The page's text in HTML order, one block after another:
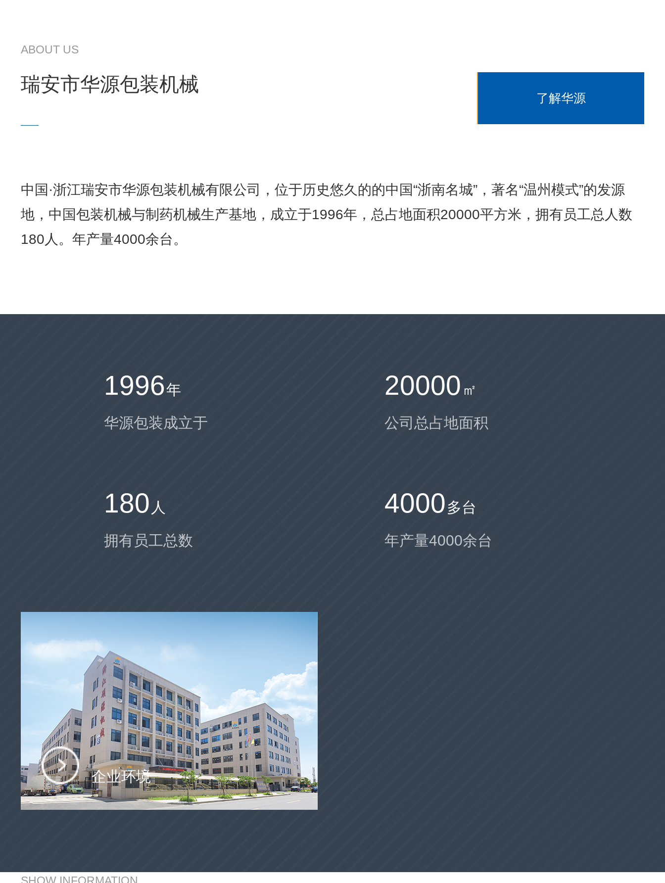
ABOUT US
瑞安市华源包装机械
了解华源
中国·浙江瑞安市华源包装机械有限公司，位于历史悠久的的中国“浙南名城”，著名“温州模式”的发源
地，中国包装机械与制药机械生产基地，成立于1996年，总占地面积20000平方米，拥有员工总人数
180人。年产量4000余台。
1996年
华源包装成立于
20000 ㎡
公司总占地面积
180 人
拥有员工总数
4000多台
年产量4000余台
企业环境